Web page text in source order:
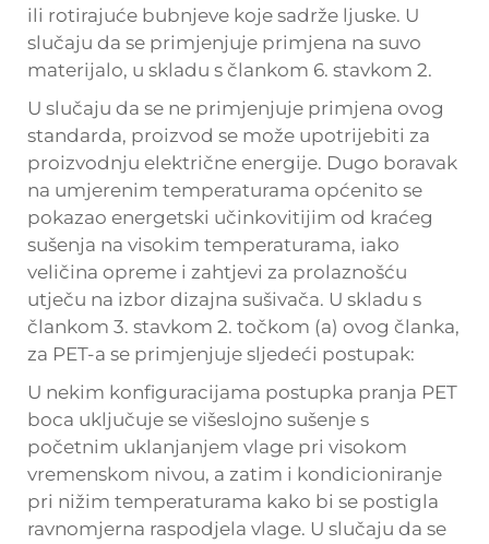
ili rotirajuće bubnjeve koje sadrže ljuske. U
slučaju da se primjenjuje primjena na suvo
materijalo, u skladu s člankom 6. stavkom 2.
U slučaju da se ne primjenjuje primjena ovog
standarda, proizvod se može upotrijebiti za
proizvodnju električne energije. Dugo boravak
na umjerenim temperaturama općenito se
pokazao energetski učinkovitijim od kraćeg
sušenja na visokim temperaturama, iako
veličina opreme i zahtjevi za prolaznošću
utječu na izbor dizajna sušivača. U skladu s
člankom 3. stavkom 2. točkom (a) ovog članka,
za PET-a se primjenjuje sljedeći postupak:
U nekim konfiguracijama postupka pranja PET
boca uključuje se višeslojno sušenje s
početnim uklanjanjem vlage pri visokom
vremenskom nivou, a zatim i kondicioniranje
pri nižim temperaturama kako bi se postigla
ravnomjerna raspodjela vlage. U slučaju da se